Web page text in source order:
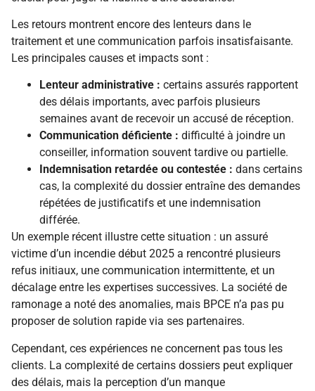
Les retours montrent encore des lenteurs dans le
traitement et une communication parfois insatisfaisante.
Les principales causes et impacts sont :
Lenteur administrative : certains assurés rapportent
des délais importants, avec parfois plusieurs
semaines avant de recevoir un accusé de réception.
Communication déficiente : difficulté à joindre un
conseiller, information souvent tardive ou partielle.
Indemnisation retardée ou contestée : dans certains
cas, la complexité du dossier entraîne des demandes
répétées de justificatifs et une indemnisation
différée.
Un exemple récent illustre cette situation : un assuré
victime d’un incendie début 2025 a rencontré plusieurs
refus initiaux, une communication intermittente, et un
décalage entre les expertises successives. La société de
ramonage a noté des anomalies, mais BPCE n’a pas pu
proposer de solution rapide via ses partenaires.
Cependant, ces expériences ne concernent pas tous les
clients. La complexité de certains dossiers peut expliquer
des délais, mais la perception d’un manque